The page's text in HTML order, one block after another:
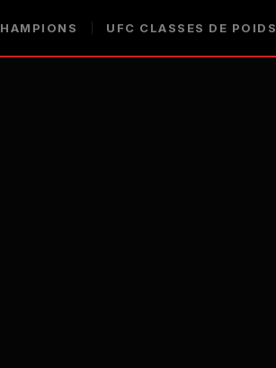
UFC CLASSES DE POIDS